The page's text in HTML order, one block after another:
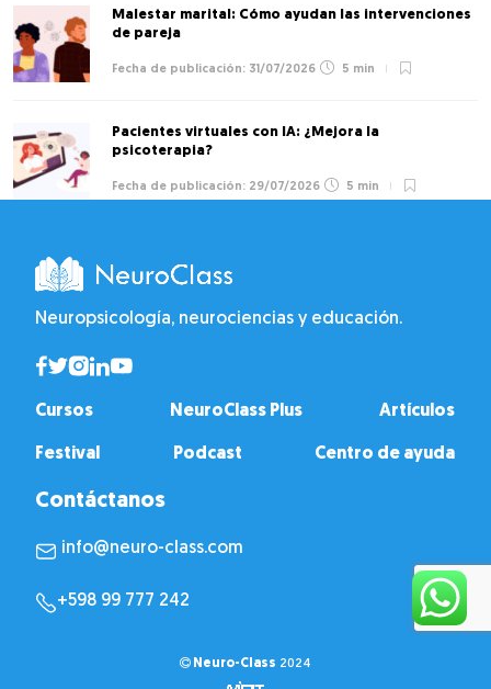
Malestar marital: Cómo ayudan las intervenciones
de pareja
31/07/2026 5 min
Pacientes virtuales con IA: ¿Mejora la
psicoterapia?
29/07/2026 5 min
Neuropsicología, neurociencias y educación.
Cursos NeuroClass Plus Artículos
Festival Podcast Centro de ayuda
Contáctanos
info@neuro-class.com
+598 99 777 242
Neuro-Class 2024